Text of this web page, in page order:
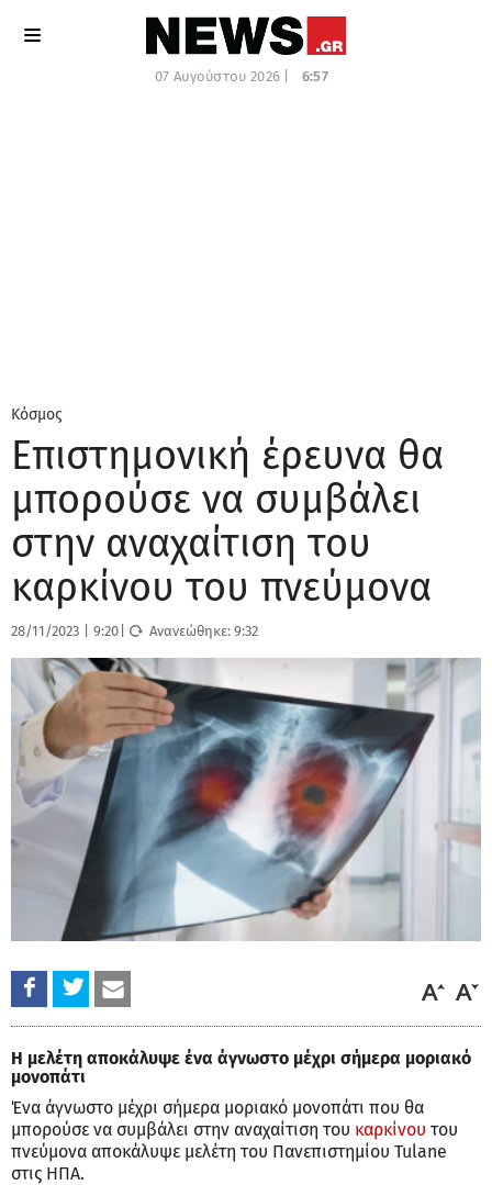
07 Αυγούστου 2026 | 6:57
Κόσμος
Επιστημονική έρευνα θα
μπορούσε να συμβάλει
στην αναχαίτιση του
καρκίνου του πνεύμονα
28/11/2023 9:20 Ανανεώθηκε:9:32
Η μελέτη αποκάλυψε ένα άγνωστο μέχρι σήμερα μοριακό
μονοπάτι
Ένα άγνωστο μέχρι σήμερα μοριακό μονοπάτι που θα
μπορούσε να συμβάλει στην αναχαίτιση του καρκίνου του
πνεύμονα αποκάλυψε μελέτη του Πανεπιστημίου Tulane
στις ΗΠΑ.